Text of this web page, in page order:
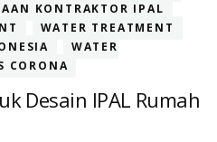
KONTRAKTOR IPAL
WATER TREATMENT
WATER
CORONA
Desain IPAL Rumah